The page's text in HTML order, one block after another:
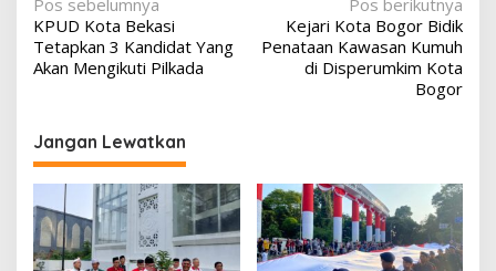
Navigasi
pos
KPUD Kota Bekasi
Tetapkan 3 Kandidat Yang
Akan Mengikuti Pilkada
Kejari Kota Bogor Bidik
Penataan Kawasan Kumuh
di Disperumkim Kota
Bogor
Jangan Lewatkan